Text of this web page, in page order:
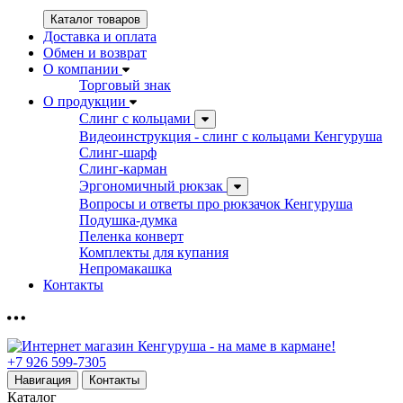
Каталог товаров
Доставка и оплата
Обмен и возврат
О компании
Торговый знак
О продукции
Слинг с кольцами
Видеоинструкция - слинг с кольцами Кенгуруша
Слинг-шарф
Слинг-карман
Эргономичный рюкзак
Вопросы и ответы про рюкзачок Кенгуруша
Подушка-думка
Пеленка конверт
Комплекты для купания
Непромакашка
Контакты
+7 926 599-7305
Навигация Контакты
Каталог